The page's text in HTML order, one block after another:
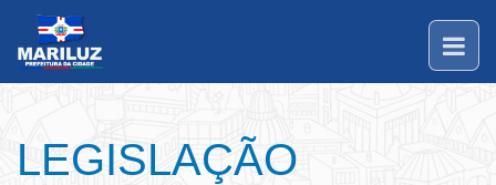
LEGISLAÇÃO